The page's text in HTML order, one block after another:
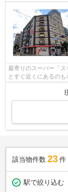
最寄りのスーパー「
とすぐ近くにあるの
該当物件数 23件
駅で絞り込む